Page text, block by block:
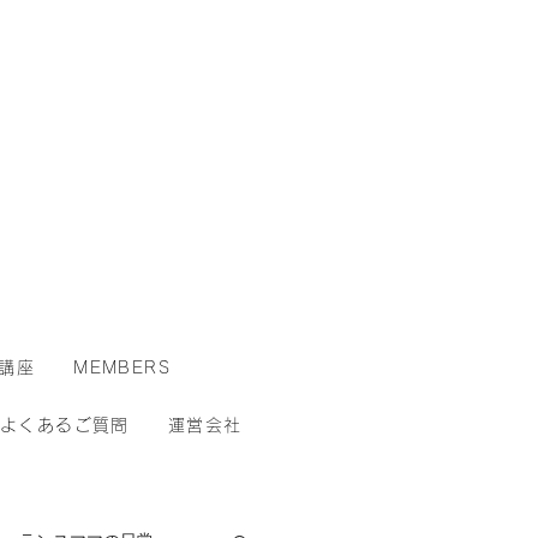
座 MEMBERS
よくあるご質問 運営会社